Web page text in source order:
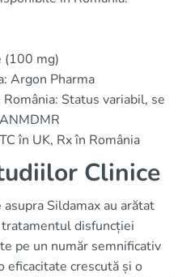
(100 mg)
Argon Pharma
Status variabil, se
în UK, Rx în România
Clinice
Sildamax au arătat
disfuncției
pe un număr semnificativ
eficacitate crescută și o